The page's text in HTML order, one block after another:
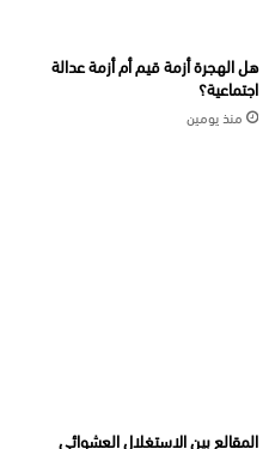
هل الهجرة أزمة قيم أم أزمة عدالة
اجتماعية؟
منذ يومين
المقالع بين الاستغلال العشوائي